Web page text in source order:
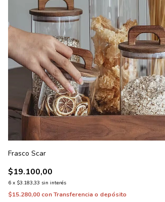
Frasco Scar
$19.100,00
6 x $3.183,33 sin interés
$15.280,00 conTransferencia o depósito